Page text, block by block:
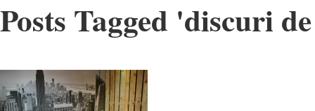
Posts Tagged 'discuri